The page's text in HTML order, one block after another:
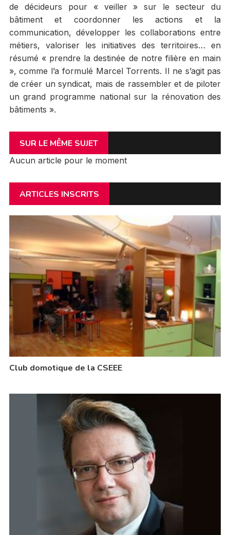
de décideurs pour « veiller » sur le secteur du
bâtiment et coordonner les actions et la
communication, développer les collaborations entre
métiers, valoriser les initiatives des territoires… en
résumé « prendre la destinée de notre filière en main
», comme l’a formulé Marcel Torrents. Il ne s’agit pas
de créer un syndicat, mais de rassembler et de piloter
un grand programme national sur la rénovation des
bâtiments ».
SUR LE MÊME SUJET
Aucun article pour le moment
ARTICLES INSCRITS
Club domotique de la CSEEE